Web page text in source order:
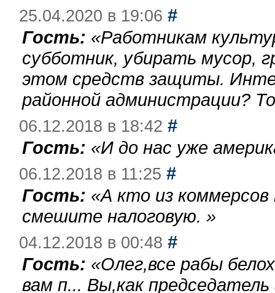
25.04.2020 в 19:06 #
Гость: «Работникам
субботник, убирать мусор,
этом средств защиты.
районной администрации?
06.12.2018 в 18:42 #
Гость: «И до нас уже
06.12.2018 в 11:25 #
Гость: «А кто из
смешите налоговую. »
04.12.2018 в 00:48 #
Гость: «Олег,все рабы
вам п... Вы,как